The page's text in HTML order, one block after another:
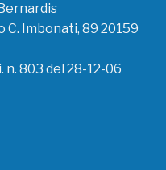
C. Imbonati, 89 20159
n. 803 del 28-12-06